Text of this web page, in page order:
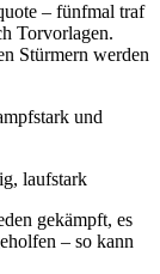
– fünfmal traf
Torvorlagen.
Stürmern werden
und
laufstark
gekämpft, es
– so kann